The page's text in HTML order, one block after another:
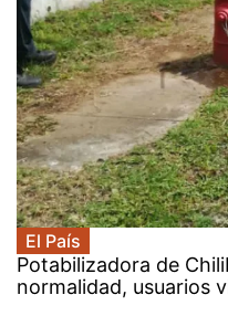
El País
Potabilizadora de
normalidad, usuarios